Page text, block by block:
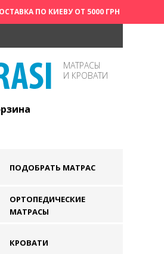
ПО КИЕВУ ОТ 5000 ГРН
МАТРАСЫ
И КРОВАТИ
ПОДОБРАТЬ МАТРАС
ОРТОПЕДИЧЕСКИЕ
МАТРАСЫ
КРОВАТИ